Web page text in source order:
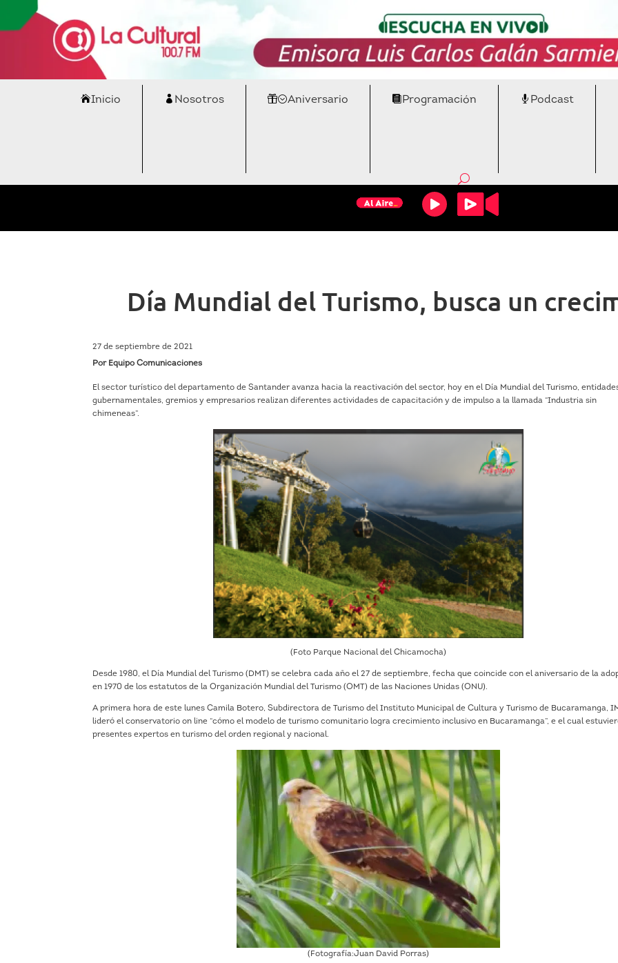
Inicio Nosotros Aniversario Programación Podcast
Día Mundial del Turismo, busca un
27 de septiembre de 2021
Por Equipo Comunicaciones
El sector turístico del departamento de Santander avanza hacia la reactivación del sector, hoy en el Día Mundial del Turismo,
gubernamentales, gremios y empresarios realizan diferentes actividades de capacitación y de impulso a la llamada “Industria sin
chimeneas”.
(Foto Parque Nacional del Chicamocha)
Desde 1980, el Día Mundial del Turismo (DMT) se celebra cada año el 27 de septiembre, fecha que coincide con el aniversario de la
en 1970 de los estatutos de la Organización Mundial del Turismo (OMT) de las Naciones Unidas (ONU).
A primera hora de este lunes Camila Botero, Subdirectora de Turismo del Instituto Municipal de Cultura y Turismo de Bucaramanga,
lideró el conservatorio on line “cómo el modelo de turismo comunitario logra crecimiento inclusivo en Bucaramanga”, e el cual
presentes expertos en turismo del orden regional y nacional.
(Fotografía:Juan David Porras)